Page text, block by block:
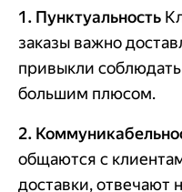
1. Пунктуальность
заказы важно
привыкли
большим плюсом.
2.
общаются с
доставки, отвечают